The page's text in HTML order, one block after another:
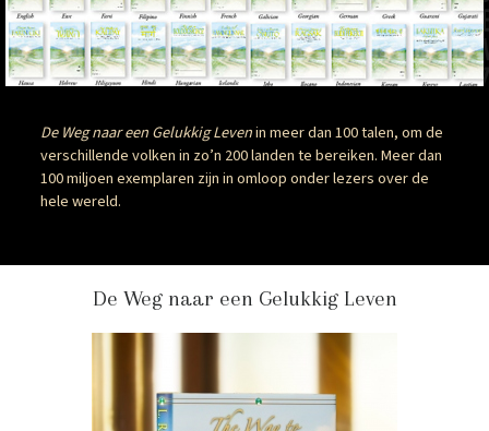
De Weg naar een Gelukkig Levenin meer dan 100 talen, om de
verschillende volken in zo’n 200 landen te bereiken. Meer dan
100 miljoen exemplaren zijn in omloop onder lezers over de
hele wereld.
De Weg naar een Gelukkig Leven